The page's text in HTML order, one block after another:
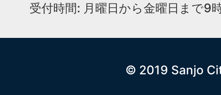
受付時間: 月曜日から金曜日まで9
© 2019 Sanjo